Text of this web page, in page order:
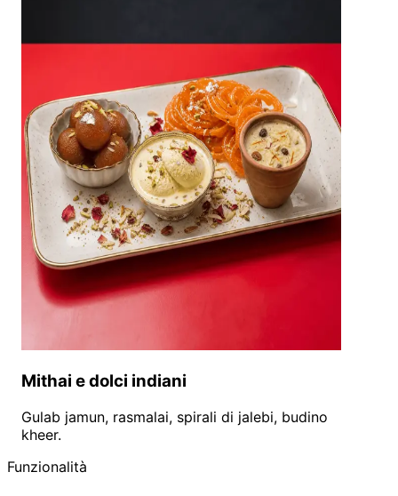
Mithai e dolci indiani
Gulab jamun, rasmalai, spirali di jalebi, budino
kheer.
Funzionalità